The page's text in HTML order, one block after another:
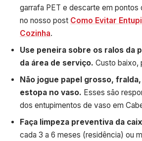
garrafa PET e descarte em pontos
no nosso post Como Evitar
Cozinha.
Use peneira sobre os ralos da
da área de serviço. Custo baixo,
Não jogue papel grosso,
estopa no vaso. Esses são
dos entupimentos de vaso em
Faça limpeza preventiva da
cada 3 a 6 meses (residência) ou